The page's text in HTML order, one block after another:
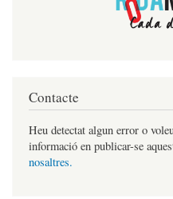
Contacte
Heu detectat algun error o
informació en publicar-se
nosaltres.